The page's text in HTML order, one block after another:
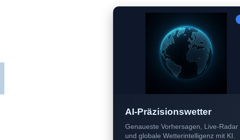
AI-Präzisionswetter
Genaueste Vorhersagen, Live-Radar
und globale Wetterintelligenz mit KI.